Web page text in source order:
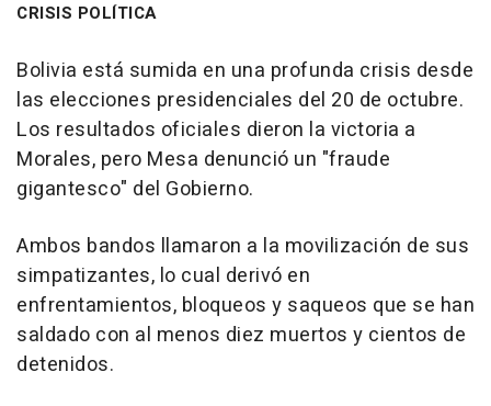
CRISIS POLÍTICA
Bolivia está sumida en una profunda crisis desde
las elecciones presidenciales del 20 de octubre.
Los resultados oficiales dieron la victoria a
Morales, pero Mesa denunció un "fraude
gigantesco" del Gobierno.
Ambos bandos llamaron a la movilización de sus
simpatizantes, lo cual derivó en
enfrentamientos, bloqueos y saqueos que se han
saldado con al menos diez muertos y cientos de
detenidos.